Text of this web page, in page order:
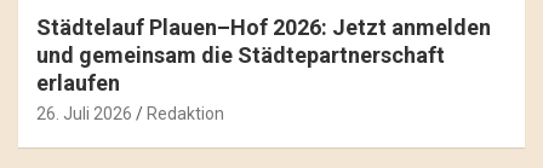
Städtelauf Plauen–Hof 2026: Jetzt anmelden
und gemeinsam die Städtepartnerschaft
erlaufen
26. Juli 2026 Redaktion